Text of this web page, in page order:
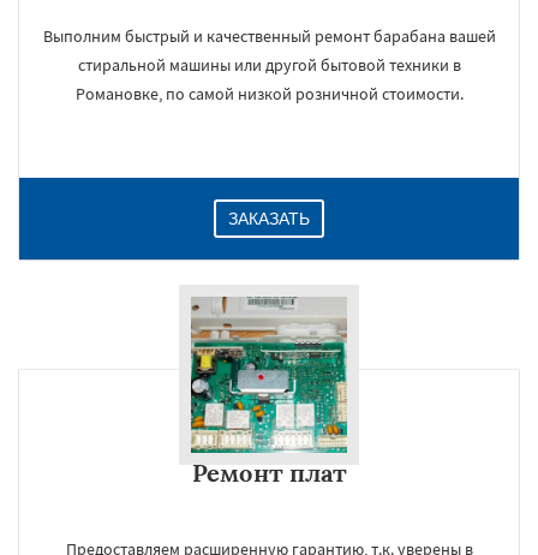
Выполним быстрый и качественный ремонт барабана вашей
стиральной машины или другой бытовой техники в
Романовке, по самой низкой розничной стоимости.
ЗАКАЗАТЬ
Ремонт плат
Предоставляем расширенную гарантию, т.к. уверены в